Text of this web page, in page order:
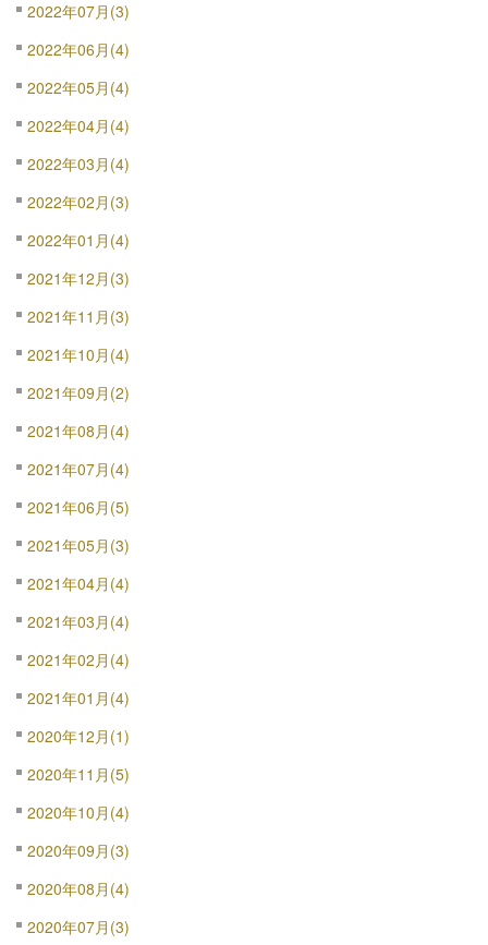
2022年07月(3)
2022年06月(4)
2022年05月(4)
2022年04月(4)
2022年03月(4)
2022年02月(3)
2022年01月(4)
2021年12月(3)
2021年11月(3)
2021年10月(4)
2021年09月(2)
2021年08月(4)
2021年07月(4)
2021年06月(5)
2021年05月(3)
2021年04月(4)
2021年03月(4)
2021年02月(4)
2021年01月(4)
2020年12月(1)
2020年11月(5)
2020年10月(4)
2020年09月(3)
2020年08月(4)
2020年07月(3)